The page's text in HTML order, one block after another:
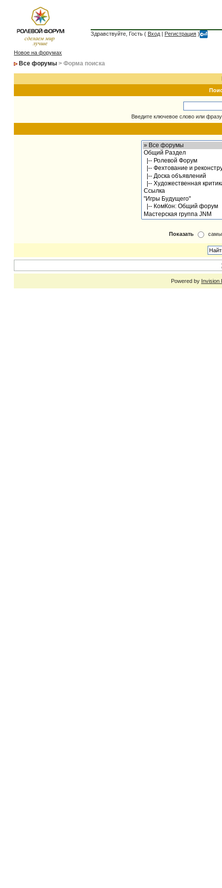
Здравствуйте, Гость ( Вход | Регистрация )
Новое на форумах
Все форумы > Форма поиска
Введите ключевое слово или
Показать
Powered by Invision